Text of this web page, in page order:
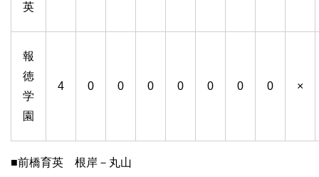
英
報
徳
学
園
4 0 0 0 0 0 0 0 ×
■前橋育英 根岸－丸山